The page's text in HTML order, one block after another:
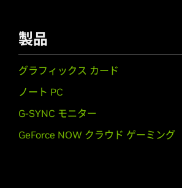
製品
グラフィックス カード
ノート PC
G-SYNC モニター
GeForce NOW クラウド ゲーミング